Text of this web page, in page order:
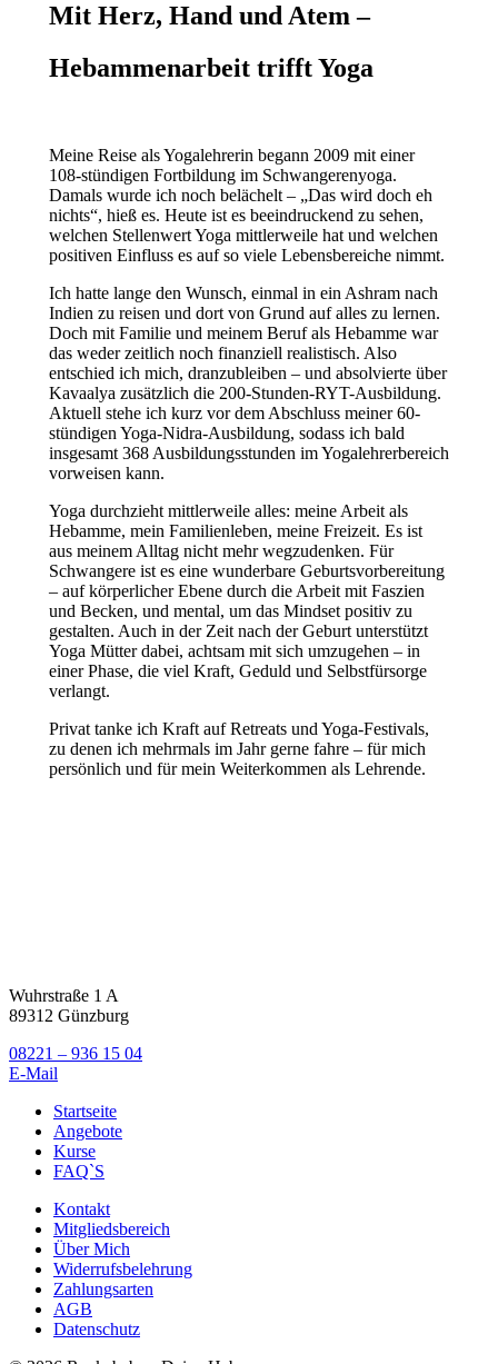
Mit Herz, Hand und Atem –
Hebammenarbeit trifft Yoga
Meine Reise als Yogalehrerin begann 2009 mit einer
108-stündigen Fortbildung im Schwangerenyoga.
Damals wurde ich noch belächelt – „Das wird doch eh
nichts“, hieß es. Heute ist es beeindruckend zu sehen,
welchen Stellenwert Yoga mittlerweile hat und welchen
positiven Einfluss es auf so viele Lebensbereiche nimmt.
Ich hatte lange den Wunsch, einmal in ein Ashram nach
Indien zu reisen und dort von Grund auf alles zu lernen.
Doch mit Familie und meinem Beruf als Hebamme war
das weder zeitlich noch finanziell realistisch. Also
entschied ich mich, dranzubleiben – und absolvierte über
Kavaalya zusätzlich die 200-Stunden-RYT-Ausbildung.
Aktuell stehe ich kurz vor dem Abschluss meiner 60-
stündigen Yoga-Nidra-Ausbildung, sodass ich bald
insgesamt 368 Ausbildungsstunden im Yogalehrerbereich
vorweisen kann.
Yoga durchzieht mittlerweile alles: meine Arbeit als
Hebamme, mein Familienleben, meine Freizeit. Es ist
aus meinem Alltag nicht mehr wegzudenken. Für
Schwangere ist es eine wunderbare Geburtsvorbereitung
– auf körperlicher Ebene durch die Arbeit mit Faszien
und Becken, und mental, um das Mindset positiv zu
gestalten. Auch in der Zeit nach der Geburt unterstützt
Yoga Mütter dabei, achtsam mit sich umzugehen – in
einer Phase, die viel Kraft, Geduld und Selbstfürsorge
verlangt.
Privat tanke ich Kraft auf Retreats und Yoga-Festivals,
zu denen ich mehrmals im Jahr gerne fahre – für mich
persönlich und für mein Weiterkommen als Lehrende.
Wuhrstraße 1 A
89312 Günzburg
08221 – 936 15 04
E-Mail
Startseite
Angebote
Kurse
FAQ`S
Kontakt
Mitgliedsbereich
Über Mich
Widerrufsbelehrung
Zahlungsarten
AGB
Datenschutz